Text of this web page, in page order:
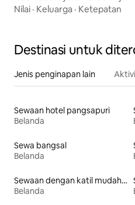
Nilai · Keluarga · Ketepatan
Destinasi untuk
Jenis penginapan lain
Sewaan hotel pangsapuri
Belanda
Sewa bangsal
Belanda
Sewaan dengan katil mudah diakses
Belanda